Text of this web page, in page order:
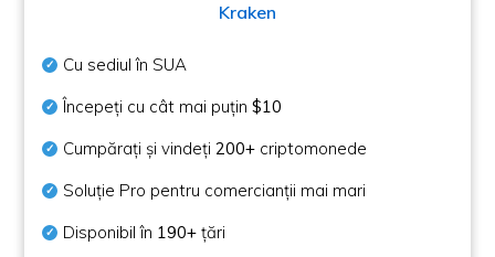
Kraken
Cu sediul în SUA
Începeți cu cât mai puțin$10
Cumpărați și vindeți200+ criptomonede
Soluție Pro pentru comercianții mai mari
Disponibil în 190+ țări